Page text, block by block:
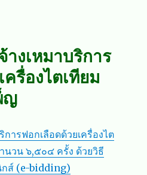
งเหมาบริการ
รื่องไตเทียม
ญ
ารฟอกเลือดด้วยเครื่องไต
นวน ๖,๕๐๔ ครั้ง ด้วยวิธี
กส์ (e-bidding)